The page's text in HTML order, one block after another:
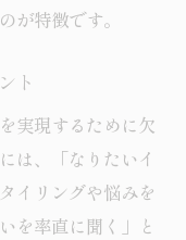
が特徴です。
ト
実現するために欠
は、「なりたいイ
イリングや悩みを
を率直に聞く」と